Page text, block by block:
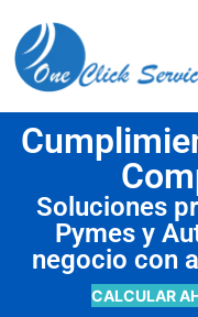
Soluciones
Pymes y
negocio con
CALCULAR